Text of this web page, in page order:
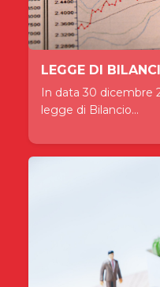
LEGGE DI
In data 30 dicembre
legge di Bilancio...